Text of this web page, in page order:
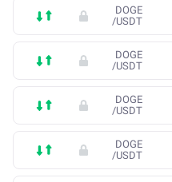
DOGE
/USDT
DOGE
/USDT
DOGE
/USDT
DOGE
/USDT